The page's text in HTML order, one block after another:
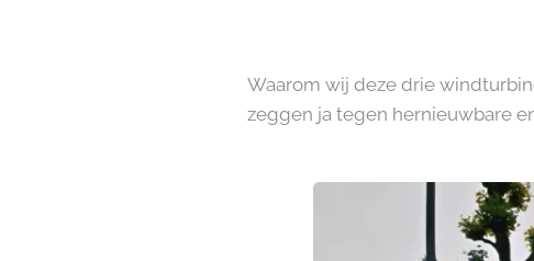
Waarom wij deze drie
zeggen ja tegen hernieuwbare